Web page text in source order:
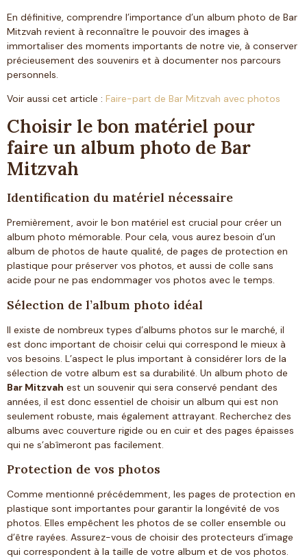
En définitive, comprendre l’importance d’un album photo de Bar
Mitzvah revient à reconnaître le pouvoir des images à
immortaliser des moments importants de notre vie, à conserver
précieusement des souvenirs et à documenter nos parcours
personnels.
Voir aussi cet article : Faire-part de Bar Mitzvah avec photos
Choisir le bon matériel pour
faire un album photo de Bar
Mitzvah
Identification du matériel nécessaire
Premièrement, avoir le bon matériel est crucial pour créer un
album photo mémorable. Pour cela, vous aurez besoin d’un
album de photos de haute qualité, de pages de protection en
plastique pour préserver vos photos, et aussi de colle sans
acide pour ne pas endommager vos photos avec le temps.
Sélection de l’album photo idéal
Il existe de nombreux types d’albums photos sur le marché, il
est donc important de choisir celui qui correspond le mieux à
vos besoins. L’aspect le plus important à considérer lors de la
sélection de votre album est sa durabilité. Un album photo de
Bar Mitzvah est un souvenir qui sera conservé pendant des
années, il est donc essentiel de choisir un album qui est non
seulement robuste, mais également attrayant. Recherchez des
albums avec couverture rigide ou en cuir et des pages épaisses
qui ne s’abîmeront pas facilement.
Protection de vos photos
Comme mentionné précédemment, les pages de protection en
plastique sont importantes pour garantir la longévité de vos
photos. Elles empêchent les photos de se coller ensemble ou
d’être rayées. Assurez-vous de choisir des protecteurs d’image
qui correspondent à la taille de votre album et de vos photos.